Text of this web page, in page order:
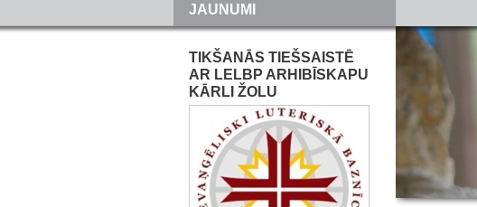
JAUNUMI
TIKŠANĀS TIEŠSAISTĒ
AR LELBP ARHIBĪSKAPU
KĀRLI ŽOLU